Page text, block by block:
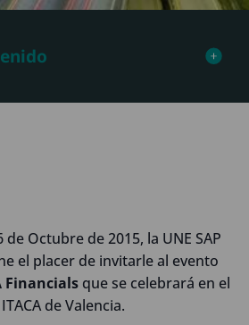
Octubre de 2015, la UNE SAP
el placer de invitarle al evento
Financials que se celebrará en el
de Valencia.